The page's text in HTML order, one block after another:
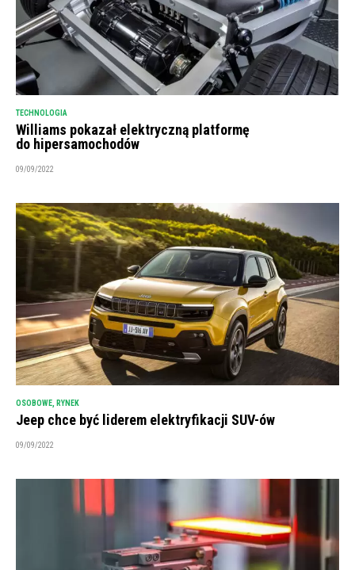
TECHNOLOGIA
Williams pokazał elektryczną platformę
do hipersamochodów
09/09/2022
OSOBOWE RYNEK
Jeep chce być liderem elektryfikacji SUV-ów
09/09/2022